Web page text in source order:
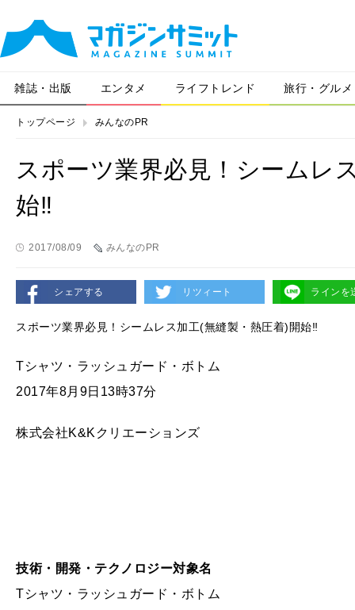
雑誌・出版 エンタメ ライフトレンド 旅行・グルメ
トップページ みんなのPR
スポーツ業界必見！シームレ
始‼︎
2017/08/09 みんなのPR
シェアする リツィート ラインを
スポーツ業界必見！シームレス加工(無縫製・熱圧着)開始‼︎
Tシャツ・ラッシュガード・ボトム
2017年8月9日13時37分
株式会社K&Kクリエーションズ
技術・開発・テクノロジー対象名
Tシャツ・ラッシュガード・ボトム